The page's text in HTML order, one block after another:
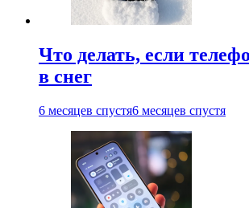
Что делать, если
в снег
6 месяцев спустя6 месяцев спустя